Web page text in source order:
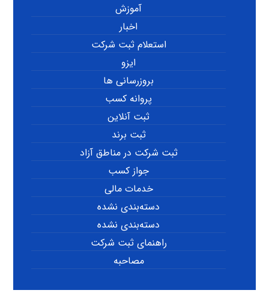
آموزش
اخبار
استعلام ثبت شرکت
ایزو
بروزرسانی ها
پروانه کسب
ثبت آنلاین
ثبت برند
ثبت شرکت در مناطق آزاد
جواز کسب
خدمات مالی
دسته‌بندی نشده
دسته‌بندی نشده
راهنمای ثبت شرکت
مصاحبه